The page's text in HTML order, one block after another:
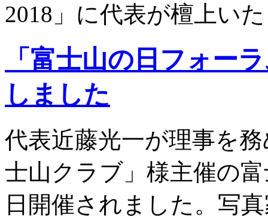
2018」に代表が檀上い
「富士山の日フォー
しました
代表近藤光一が理事を
士山クラブ」様主催の
日開催されました。写